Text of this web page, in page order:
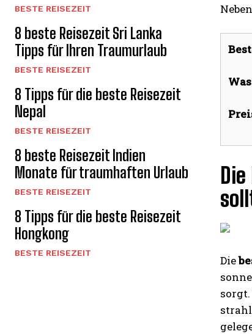
BESTE REISEZEIT
8 beste Reisezeit Sri Lanka
Tipps für Ihren Traumurlaub
BESTE REISEZEIT
8 Tipps für die beste Reisezeit
Nepal
BESTE REISEZEIT
8 beste Reisezeit Indien
Monate für traumhaften Urlaub
BESTE REISEZEIT
8 Tipps für die beste Reisezeit
Hongkong
BESTE REISEZEIT
Die